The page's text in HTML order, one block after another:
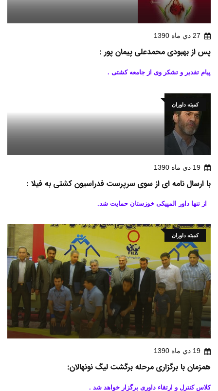
27 دي ماه 1390
پس از بهبودی محمدعلی پیمان پور :
پیام تقدیر و تشکر وی از جامعه کشتی .
کمیته داوران
19 دي ماه 1390
با ارسال نامه ای از سوی سرپرست فدراسیون کشتی به فیلا :
از تنها داور المپیکی خوزستان حمایت شد.
کمیته داوران
19 دي ماه 1390
همزمان با برگزاری مرحله برگشت لیگ نونهالان:
کلاس کنترل و ارتقاء داوری برگزار خواهد شد .